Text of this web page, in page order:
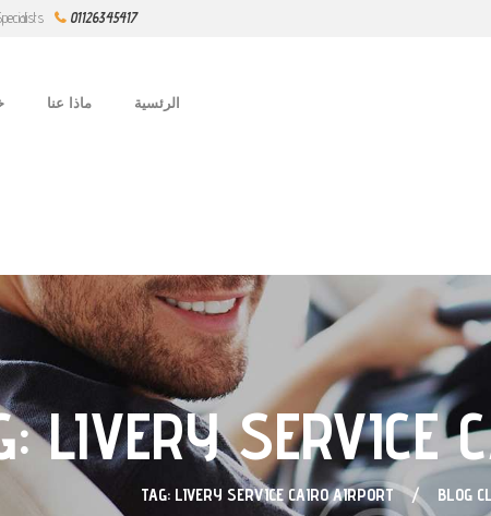
01126345417
الرئسية ماذا عنا
LIVERY SERVICE
BLOG
TAG: LIVERY SERVICE CAIRO AIRPORT